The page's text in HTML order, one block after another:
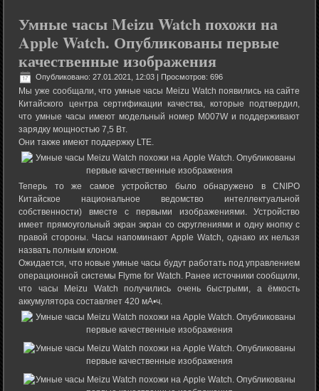
Умные часы Meizu Watch похожи на
Apple Watch. Опубликованы первые
качественные изображения
Опубликовано: 27.01.2021, 12:03 | Просмотров: 696
Мы уже сообщали, что умные часы Meizu Watch появились на сайте
Китайского центра сертификации качества, которые подтвердил,
что умные часы имеют модельный номер M007W и поддерживают
зарядку мощностью 7,5 Вт.
Они также имеют поддержку LTE.
Теперь то же самое устройство было обнаружено в CNIPO
Китайское национальное ведомство интеллектуальной
собственности) вместе с первыми изображениями. Устройство
имеет прямоугольный экран экран со скруглениями и одну кнопку с
правой стороны. Часы напоминают Apple Watch, однако их нельзя
назвать полным клоном.
Ожидается, что новые умные часы будут работать под управлением
операционной системы Flyme for Watch. Ранее источники сообщили,
что часы Meizu Watch получились очень быстрыми, а ёмкость
аккумулятора составляет 420 мА•ч.